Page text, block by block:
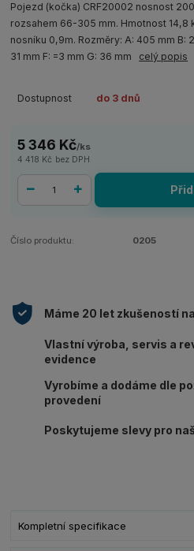
Pojezd (kočka) CRF20002 nosnost
rozsahem 66-305 mm. Hmotnost 14,8
nosníku 0,9m. Rozměry: A: 405 mm B:
31 mm F: =3 mm G: 36 mm celý popis
Dostupnost do 3 dnů
5 346 Kč/ks
4 418 Kč bez DPH
Číslo produktu: 0205
Máme 20 let zkušeností
Vlastní výroba, servis a
evidence
Vyrobíme a dodáme dle
provedení
Poskytujeme slevy pro
Kompletní specifikace